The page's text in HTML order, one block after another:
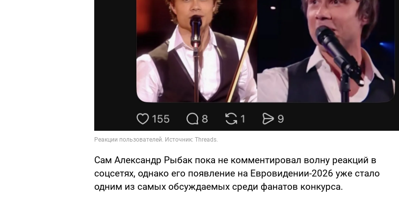
Сам Александр Рыбак пока не комментировал волну реакций в
соцсетях, однако его появление на Евровидении-2026 уже стало
одним из самых обсуждаемых среди фанатов конкурса.